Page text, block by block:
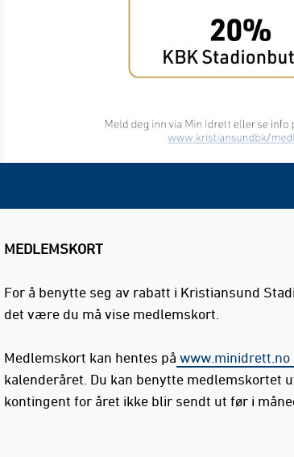
MEDLEMSKORT
For å benytte seg av rabatt i Kristiansund
det være du må vise medlemskort.
Medlemskort kan hentes på www.minidrett.no
kalenderåret. Du kan benytte medlemskortet
kontingent for året ikke blir sendt ut før i